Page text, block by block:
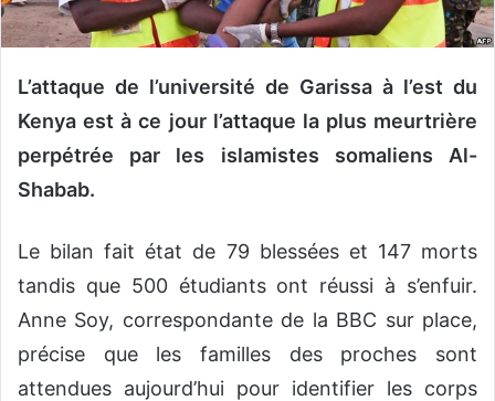
r
e
l
L’attaque de l’université de Garissa à l’est du
Kenya est à ce jour l’attaque la plus meurtrière
perpétrée par les islamistes somaliens Al-
Shabab.
Le bilan fait état de 79 blessées et 147 morts
tandis que 500 étudiants ont réussi à s’enfuir.
Anne Soy, correspondante de la BBC sur place,
précise que les familles des proches sont
attendues aujourd’hui pour identifier les corps